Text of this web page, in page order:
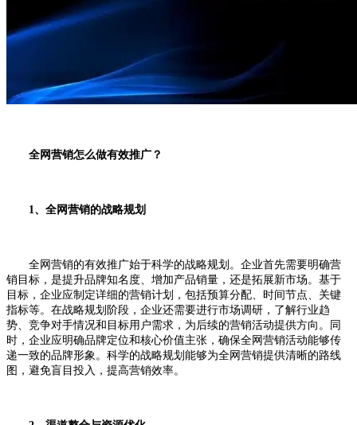
全网营销怎么做有效推广？
1、全网营销的战略规划
全网营销的有效推广始于科学的战略规划。企业首先需要明确营
销目标，是提升品牌知名度、增加产品销量，还是拓展新市场。基于
目标，企业应制定详细的营销计划，包括预算分配、时间节点、关键
指标等。在战略规划阶段，企业还需要进行市场调研，了解行业趋
势、竞争对手情况和目标用户需求，为后续的营销活动提供方向。同
时，企业应明确品牌定位和核心价值主张，确保全网营销活动能够传
递一致的品牌形象。科学的战略规划能够为全网营销提供清晰的路线
图，避免盲目投入，提高营销效率。